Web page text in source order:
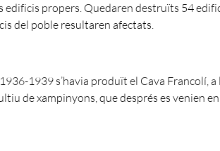
edificis propers. Quedaren destruïts 54
del poble resultaren afectats.
1939 s’havia produït el Cava Francolí,
de xampinyons, que després es venien